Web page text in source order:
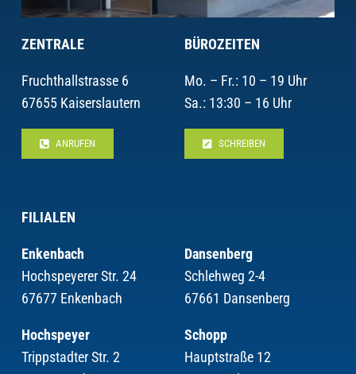
ZENTRALE
Fruchthallstrasse 6
67655 Kaiserslautern
ANRUFEN
BÜROZEITEN
Mo. – Fr.: 10 – 19 Uhr
Sa.: 13:30 – 16 Uhr
SCHREIBEN
FILIALEN
Enkenbach
Hochspeyerer Str. 24
67677 Enkenbach
Hochspeyer
Trippstadter Str. 2
Dansenberg
Schlehweg 2-4
67661 Dansenberg
Schopp
Hauptstraße 12